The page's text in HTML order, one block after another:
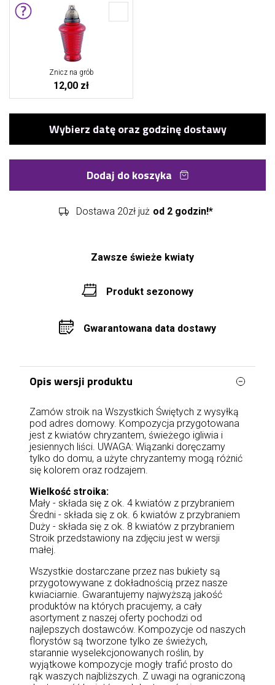
Znicz na grób
12,00 zł
Dodaj do koszyka
Dostawa 20zł już od 2 godzin!*
Zawsze świeże kwiaty
Produkt sezonowy
Gwarantowana data dostawy
Opis wersji produktu
Zamów stroik na Wszystkich Świętych z wysyłką
pod adres domowy. Kompozycja przygotowana
jest z kwiatów chryzantem, świeżego igliwia i
jesiennych liści. UWAGA: Wiązanki doręczamy
tylko do domu, a użyte chryzantemy mogą różnić
się kolorem oraz rodzajem.
Wielkość stroika:
Mały - składa się z ok. 4 kwiatów z przybraniem
Średni - składa się z ok. 6 kwiatów z przybraniem
Duży - składa się z ok. 8 kwiatów z przybraniem
Stroik przedstawiony na zdjęciu jest w wersji
małej.
Wszystkie dostarczane przez nas bukiety są
przygotowywane z dokładnością przez nasze
kwiaciarnie. Gwarantujemy najwyższą jakość
produktów na których pracujemy, a cały
asortyment z naszej oferty pochodzi od
najlepszych dostawców. Kompozycje od naszych
florystów są tworzone tylko ze świeżych,
starannie wyselekcjonowanych roślin, by
wyjątkowe kompozycje mogły trafić prosto do
rąk waszych najbliższych. Z uwagi na ograniczoną